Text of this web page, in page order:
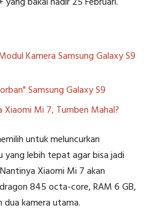
Kamera Samsung Galaxy S9
Samsung Galaxy S9
Xiaomi Mi 7, Tumben Mahal?
untuk meluncurkan
lebih tepat agar bisa jadi
Xiaomi Mi 7 akan
845 octa-core, RAM 6 GB,
dua kamera utama.